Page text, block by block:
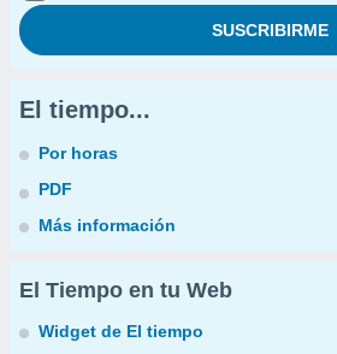
El tiempo...
Por horas
PDF
Más información
El Tiempo en tu Web
Widget de El tiempo